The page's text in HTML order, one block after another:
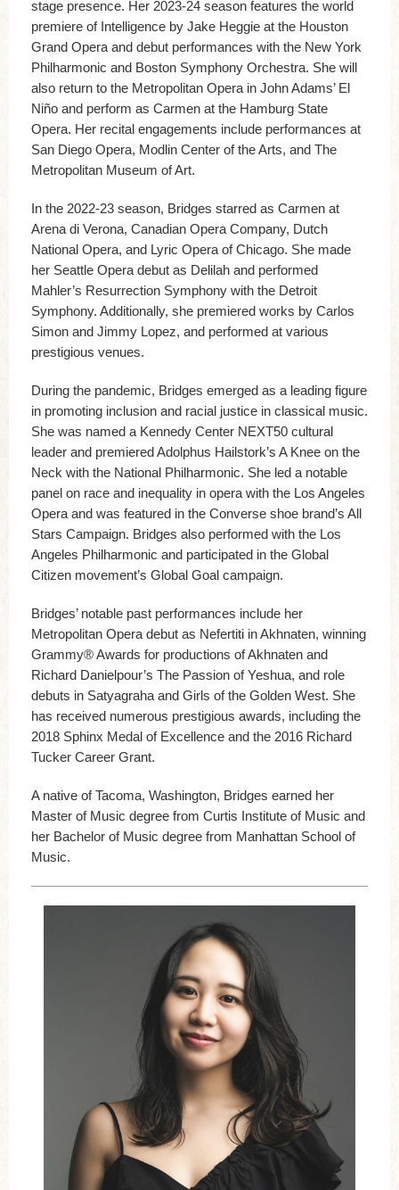
stage presence. Her 2023-24 season features the world
premiere of Intelligence by Jake Heggie at the Houston
Grand Opera and debut performances with the New York
Philharmonic and Boston Symphony Orchestra. She will
also return to the Metropolitan Opera in John Adams’ El
Niño and perform as Carmen at the Hamburg State
Opera. Her recital engagements include performances at
San Diego Opera, Modlin Center of the Arts, and The
Metropolitan Museum of Art.
In the 2022-23 season, Bridges starred as Carmen at
Arena di Verona, Canadian Opera Company, Dutch
National Opera, and Lyric Opera of Chicago. She made
her Seattle Opera debut as Delilah and performed
Mahler’s Resurrection Symphony with the Detroit
Symphony. Additionally, she premiered works by Carlos
Simon and Jimmy Lopez, and performed at various
prestigious venues.
During the pandemic, Bridges emerged as a leading figure
in promoting inclusion and racial justice in classical music.
She was named a Kennedy Center NEXT50 cultural
leader and premiered Adolphus Hailstork’s A Knee on the
Neck with the National Philharmonic. She led a notable
panel on race and inequality in opera with the Los Angeles
Opera and was featured in the Converse shoe brand’s All
Stars Campaign. Bridges also performed with the Los
Angeles Philharmonic and participated in the Global
Citizen movement’s Global Goal campaign.
Bridges’ notable past performances include her
Metropolitan Opera debut as Nefertiti in Akhnaten, winning
Grammy® Awards for productions of Akhnaten and
Richard Danielpour’s The Passion of Yeshua, and role
debuts in Satyagraha and Girls of the Golden West. She
has received numerous prestigious awards, including the
2018 Sphinx Medal of Excellence and the 2016 Richard
Tucker Career Grant.
A native of Tacoma, Washington, Bridges earned her
Master of Music degree from Curtis Institute of Music and
her Bachelor of Music degree from Manhattan School of
Music.